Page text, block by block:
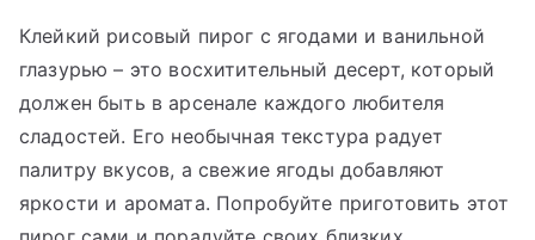
Клейкий рисовый пирог с ягодами и ванильной
глазурью – это восхитительный десерт, который
должен быть в арсенале каждого любителя
сладостей. Его необычная текстура радует
палитру вкусов, а свежие ягоды добавляют
яркости и аромата. Попробуйте приготовить этот